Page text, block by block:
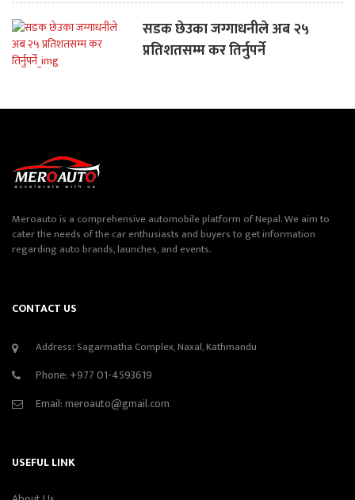
सडक छेउका जग्गाधनीले अब २५
प्रतिशतसम्म कर तिर्नुपर्ने
Meroauto is a comprehensive automobile platform of Nepal. We aim to
cater the needs of the car enthusiasts and buyers to get information
regarding auto brands, launches, and events.
CONTACT US
Address: Sagarmatha Complex, Naxal, Kathmandu
Phone: +977 01-4593619
Email:meroauto@gmail.com
USEFUL LINK